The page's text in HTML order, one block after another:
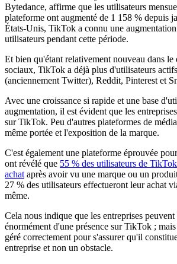
Bytedance, affirme que les utilisateurs
plateforme ont augmenté de 1 158 % depuis
États-Unis, TikTok a connu une
utilisateurs pendant cette période.
Et bien qu'étant relativement nouveau dans le
sociaux, TikTok a déjà plus d'utilisateurs
(anciennement Twitter), Reddit, Pinterest et
Avec une croissance si rapide et une base
augmentation, il est évident que les
sur TikTok. Peu d'autres plateformes de
même portée et l'exposition de la marque.
C'est également une plateforme éprouvée
ont révélé que 55 % des utilisateurs de
achat après avoir vu une marque ou un
27 % des utilisateurs effectueront leur achat
même.
Cela nous indique que les entreprises
énormément d'une présence sur TikTok ;
géré correctement pour s'assurer qu'il
entreprise et non un obstacle.